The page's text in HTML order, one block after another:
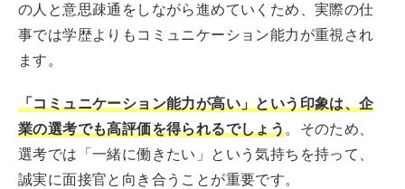
の人と意思疎通をしながら進めていくため、実際の仕
事では学歴よりもコミュニケーション能力が重視され
ます。
「コミュニケーション能力が高い」という印象は、企
業の選考でも高評価を得られるでしょう。そのため、
選考では「一緒に働きたい」という気持ちを持って、
誠実に面接官と向き合うことが重要です。